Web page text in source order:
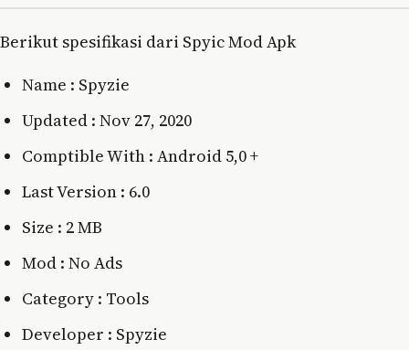
Berikut spesifikasi dari Spyic Mod Apk
Name : Spyzie
Updated : Nov 27, 2020
Comptible With : Android 5,0 +
Last Version : 6.0
Size : 2 MB
Mod : No Ads
Category : Tools
Developer : Spyzie